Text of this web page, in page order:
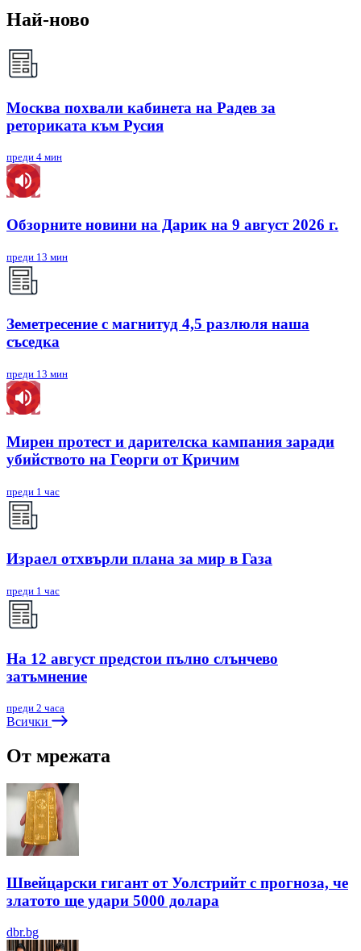
Най-ново
Москва похвали кабинета на Радев за
реториката към Русия
преди 4 мин
Обзорните новини на Дарик на 9 август 2026 г.
преди 13 мин
Земетресение с магнитуд 4,5 разлюля наша
съседка
преди 13 мин
Мирен протест и дарителска кампания заради
убийството на Георги от Кричим
преди 1 час
Израел отхвърли плана за мир в Газа
преди 1 час
На 12 август предстои пълно слънчево
затъмнение
преди 2 часа
Всички
От мрежата
Швейцарски гигант от Уолстрийт с прогноза, че
златото ще удари 5000 долара
dbr.bg